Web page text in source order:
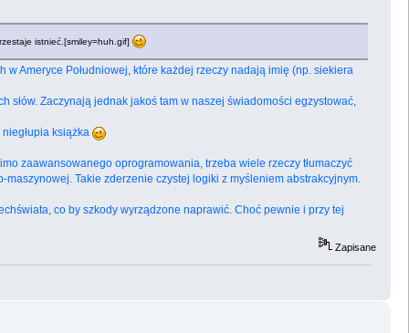
istnieć.[smiley=huh.gif]
Ameryce Południowej, które każdej rzeczy nadają imię (np. siekiera
Zaczynają jednak jakoś tam w naszej świadomości egzystować,
niegłupia książka
zaawansowanego oprogramowania, trzeba wiele rzeczy tłumaczyć
Takie zderzenie czystej logiki z myśleniem abstrakcyjnym.
co by szkody wyrządzone naprawić. Choć pewnie i przy tej
Zapisane